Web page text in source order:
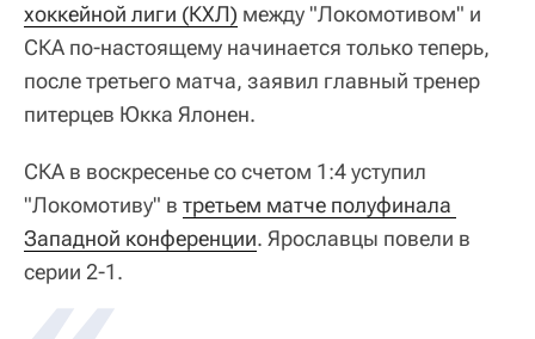
хоккейной лиги (КХЛ) между "Локомотивом" и
СКА по-настоящему начинается только теперь,
после третьего матча, заявил главный тренер
питерцев Юкка Ялонен.
СКА в воскресенье со счетом 1:4 уступил
"Локомотиву" в третьем матче полуфинала
Западной конференции. Ярославцы повели в
серии 2-1.